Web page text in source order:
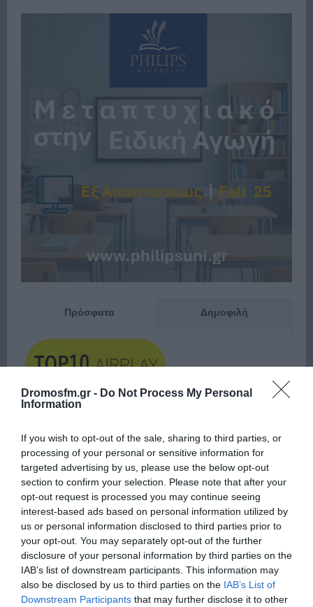
Dromosfm.gr - Do Not Process My Personal
Information
If you wish to opt-out of the sale, sharing to third parties, or
processing of your personal or sensitive information for
targeted advertising by us, please use the below opt-out
section to confirm your selection. Please note that after your
opt-out request is processed you may continue seeing
interest-based ads based on personal information utilized by
us or personal information disclosed to third parties prior to
your opt-out. You may separately opt-out of the further
disclosure of your personal information by third parties on the
IAB’s list of downstream participants. This information may
also be disclosed by us to third parties on the IAB’s List of
Downstream Participants that may further disclose it to other
Πρόσφατα Δημοφιλή
Παρακαλώ Περιμένετε...